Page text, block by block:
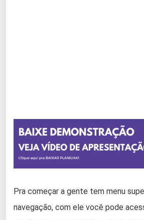
Pra começar a gente tem menu
navegação, com ele você pode